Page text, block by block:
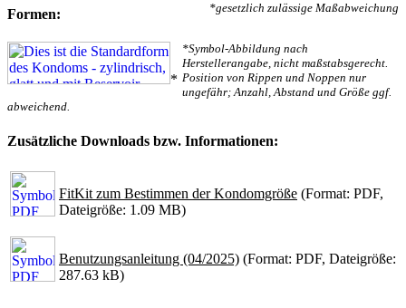
*gesetzlich zulässige Maßabweichung
Formen:
*
*Symbol-Abbildung nach
Herstellerangabe, nicht maßstabsgerecht.
Position von Rippen und Noppen nur
ungefähr; Anzahl, Abstand und Größe ggf.
abweichend.
Zusätzliche Downloads bzw. Informationen:
FitKit zum Bestimmen der Kondomgröße (Format: PDF,
Dateigröße: 1.09 MB)
Benutzungsanleitung (04/2025) (Format: PDF, Dateigröße:
287.63 kB)